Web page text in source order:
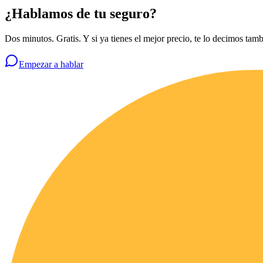
¿Hablamos de tu seguro?
Dos minutos. Gratis. Y si ya tienes el mejor precio, te lo decimos
Empezar a hablar